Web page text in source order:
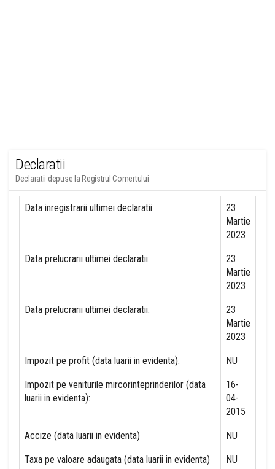
Declaratii
Declaratii depuse la Registrul Comertului
Data inregistrarii ultimei declaratii:
23
Martie
2023
Data prelucrarii ultimei declaratii:
23
Martie
2023
Data prelucrarii ultimei declaratii:
23
Martie
2023
Impozit pe profit (data luarii in evidenta): NU
Impozit pe veniturile mircorinteprinderilor (data
luarii in evidenta):
16-
04-
2015
Accize (data luarii in evidenta) NU
Taxa pe valoare adaugata (data luarii in evidenta) NU